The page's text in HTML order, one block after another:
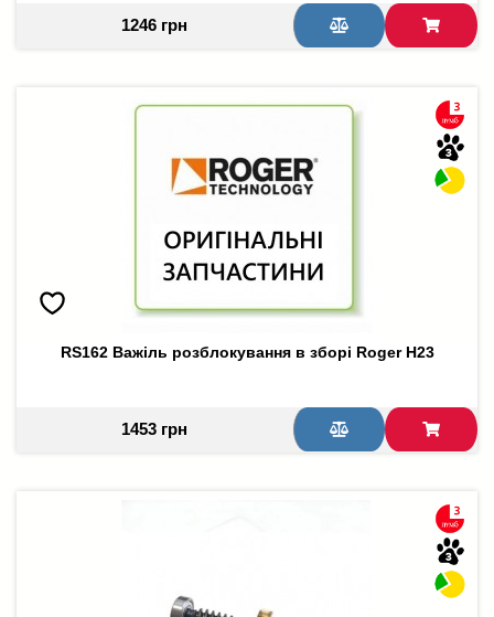
1246 грн
RS162 Важіль розблокування в зборі Roger H23
1453 грн